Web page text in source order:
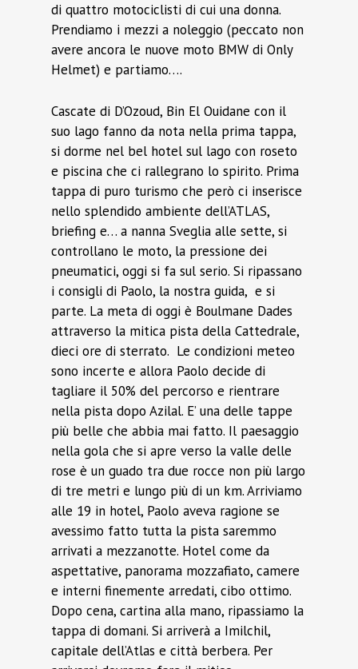
di quattro motociclisti di cui una donna.
Prendiamo i mezzi a noleggio (peccato non
avere ancora le nuove moto BMW di Only
Helmet) e partiamo….
Cascate di D’Ozoud, Bin El Ouidane con il
suo lago fanno da nota nella prima tappa,
si dorme nel bel hotel sul lago con roseto
e piscina che ci rallegrano lo spirito. Prima
tappa di puro turismo che però ci inserisce
nello splendido ambiente dell’ATLAS,
briefing e… a nanna Sveglia alle sette, si
controllano le moto, la pressione dei
pneumatici, oggi si fa sul serio. Si ripassano
i consigli di Paolo, la nostra guida, e si
parte. La meta di oggi è Boulmane Dades
attraverso la mitica pista della Cattedrale,
dieci ore di sterrato. Le condizioni meteo
sono incerte e allora Paolo decide di
tagliare il 50% del percorso e rientrare
nella pista dopo Azilal. E’ una delle tappe
più belle che abbia mai fatto. Il paesaggio
nella gola che si apre verso la valle delle
rose è un guado tra due rocce non più largo
di tre metri e lungo più di un km. Arriviamo
alle 19 in hotel, Paolo aveva ragione se
avessimo fatto tutta la pista saremmo
arrivati a mezzanotte. Hotel come da
aspettative, panorama mozzafiato, camere
e interni finemente arredati, cibo ottimo.
Dopo cena, cartina alla mano, ripassiamo la
tappa di domani. Si arriverà a Imilchil,
capitale dell’Atlas e città berbera. Per